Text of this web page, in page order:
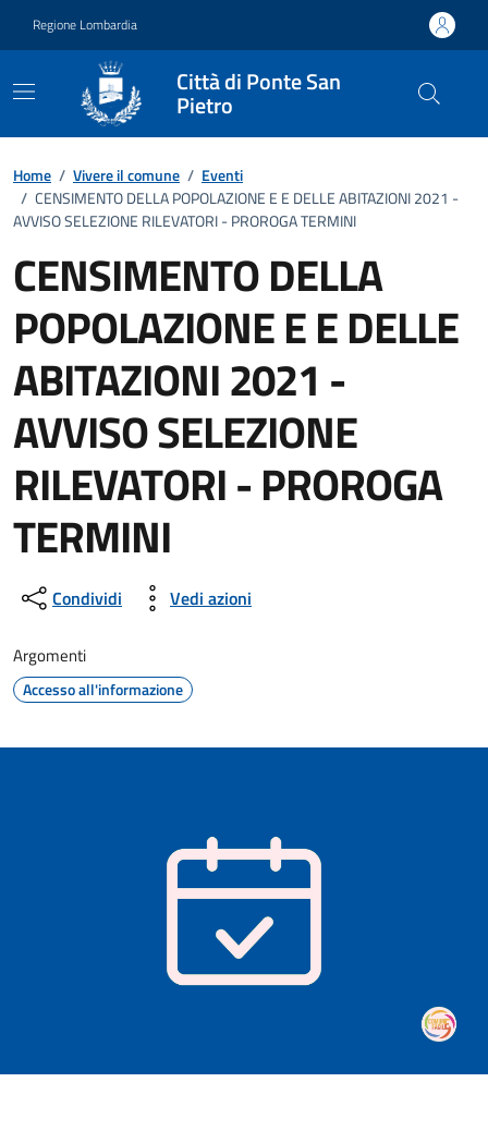
Regione Lombardia
Città di Ponte San
Pietro
Home / Vivere il comune / Eventi
/ CENSIMENTO DELLA POPOLAZIONE E E DELLE ABITAZIONI 2021 -
AVVISO SELEZIONE RILEVATORI - PROROGA TERMINI
CENSIMENTO DELLA
POPOLAZIONE E E DELLE
ABITAZIONI 2021 -
AVVISO SELEZIONE
RILEVATORI - PROROGA
TERMINI
Dettagli della notizia
Condividi Vedi azioni
Argomenti
Accesso all'informazione